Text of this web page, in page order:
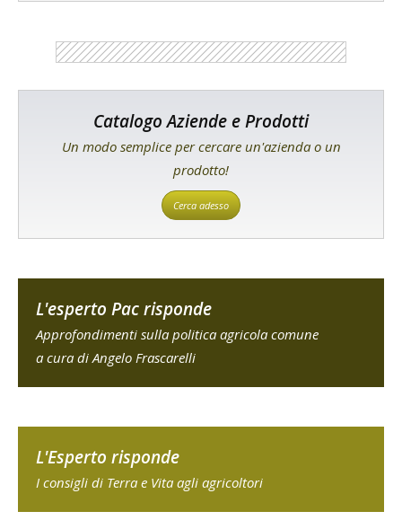
Catalogo Aziende e Prodotti
Un modo semplice per cercare un'azienda o un
prodotto!
Cerca adesso
L'esperto Pac risponde
Approfondimenti sulla politica agricola comune
a cura di Angelo Frascarelli
L'Esperto risponde
I consigli di Terra e Vita agli agricoltori